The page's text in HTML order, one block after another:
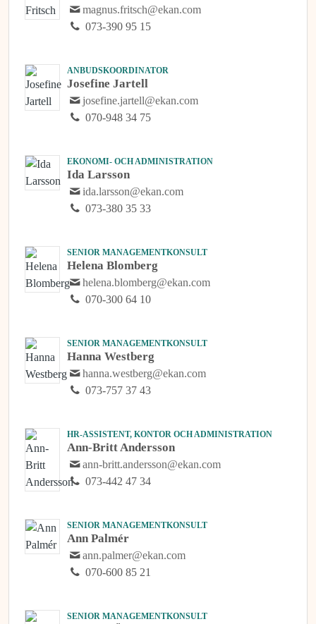
magnus.fritsch@ekan.com
073-390 95 15
ANBUDSKOORDINATOR
Josefine Jartell
josefine.jartell@ekan.com
070-948 34 75
EKONOMI- OCH ADMINISTRATION
Ida Larsson
ida.larsson@ekan.com
073-380 35 33
SENIOR MANAGEMENTKONSULT
Helena Blomberg
helena.blomberg@ekan.com
070-300 64 10
SENIOR MANAGEMENTKONSULT
Hanna Westberg
hanna.westberg@ekan.com
073-757 37 43
HR-ASSISTENT, KONTOR OCH ADMINISTRATION
Ann-Britt Andersson
ann-britt.andersson@ekan.com
073-442 47 34
SENIOR MANAGEMENTKONSULT
Ann Palmér
ann.palmer@ekan.com
070-600 85 21
SENIOR MANAGEMENTKONSULT